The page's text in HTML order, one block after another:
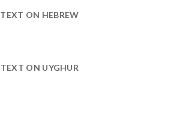
TEXT ON HEBREW
TEXT ON UYGHUR